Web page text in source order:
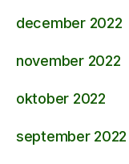
december 2022
november 2022
oktober 2022
september 2022